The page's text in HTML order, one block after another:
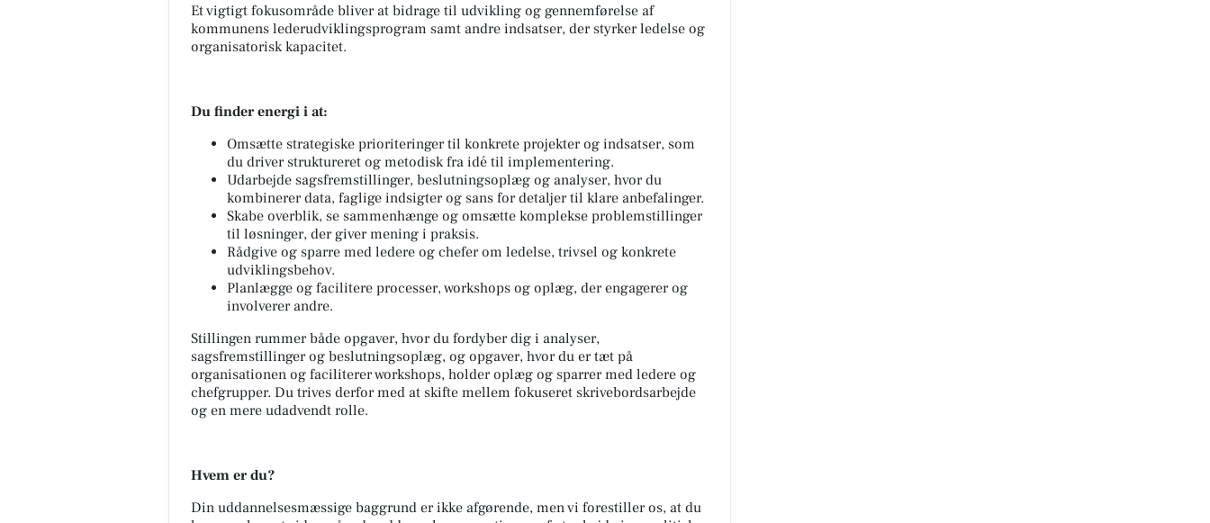
Et vigtigt fokusområde bliver at bidrage til udvikling og gennemførelse af
kommunens lederudviklingsprogram samt andre indsatser, der styrker ledelse og
organisatorisk kapacitet.
Du finder energi i at:
Omsætte strategiske prioriteringer til konkrete projekter og indsatser, som
du driver struktureret og metodisk fra idé til implementering.
Udarbejde sagsfremstillinger, beslutningsoplæg og analyser, hvor du
kombinerer data, faglige indsigter og sans for detaljer til klare anbefalinger.
Skabe overblik, se sammenhænge og omsætte komplekse problemstillinger
til løsninger, der giver mening i praksis.
Rådgive og sparre med ledere og chefer om ledelse, trivsel og konkrete
udviklingsbehov.
Planlægge og facilitere processer, workshops og oplæg, der engagerer og
involverer andre.
Stillingen rummer både opgaver, hvor du fordyber dig i analyser,
sagsfremstillinger og beslutningsoplæg, og opgaver, hvor du er tæt på
organisationen og faciliterer workshops, holder oplæg og sparrer med ledere og
chefgrupper. Du trives derfor med at skifte mellem fokuseret skrivebordsarbejde
og en mere udadvendt rolle.
Hvem er du?
Din uddannelsesmæssige baggrund er ikke afgørende, men vi forestiller os, at du